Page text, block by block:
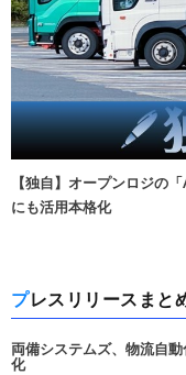
【独自】オープンロジの
にも活用本格化
プレスリリースまと
両備システムズ、物流自
化